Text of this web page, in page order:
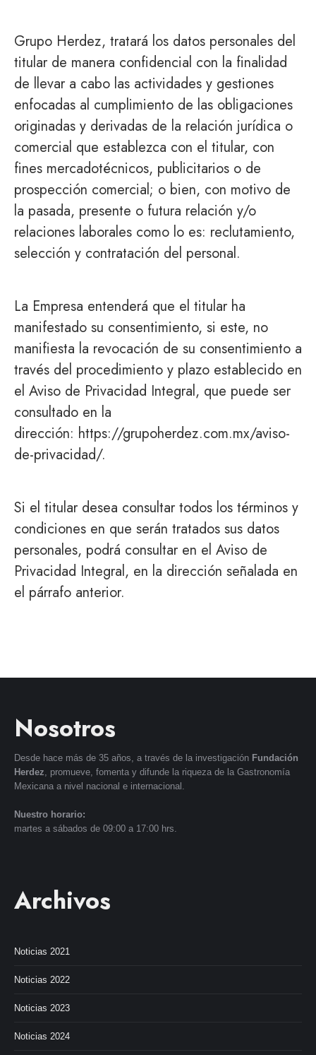
Grupo Herdez, tratará los datos personales del
titular de manera confidencial con la finalidad
de llevar a cabo las actividades y gestiones
enfocadas al cumplimiento de las obligaciones
originadas y derivadas de la relación jurídica o
comercial que establezca con el titular, con
fines mercadotécnicos, publicitarios o de
prospección comercial; o bien, con motivo de
la pasada, presente o futura relación y/o
relaciones laborales como lo es: reclutamiento,
selección y contratación del personal.
La Empresa entenderá que el titular ha
manifestado su consentimiento, si este, no
manifiesta la revocación de su consentimiento a
través del procedimiento y plazo establecido en
el Aviso de Privacidad Integral, que puede ser
consultado en la
dirección: https://grupoherdez.com.mx/aviso-
de-privacidad/.
Si el titular desea consultar todos los términos y
condiciones en que serán tratados sus datos
personales, podrá consultar en el Aviso de
Privacidad Integral, en la dirección señalada en
el párrafo anterior.
Nosotros
Desde hace más de 35 años, a través de la investigación Fundación
Herdez, promueve, fomenta y difunde la riqueza de la Gastronomía
Mexicana a nivel nacional e internacional.
Nuestro horario:
martes a sábados de 09:00 a 17:00 hrs.
Archivos
Noticias 2021
Noticias 2022
Noticias 2023
Noticias 2024